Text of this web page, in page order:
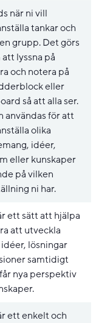
fönster.
när ni vill
tankar och
grupp. Det görs
lyssna på
och notera på
eller
så att alla ser.
användas för att
olika
idéer,
eller kunskaper
på vilken
ni har.
fönster.
ett sätt att hjälpa
att utveckla
lösningar
samtidigt
nya perspektiv
ett enkelt och